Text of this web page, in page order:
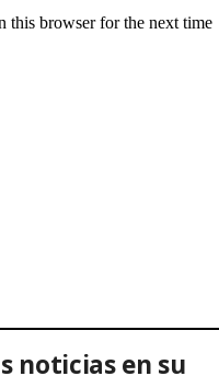
this browser for the next time
noticias en su